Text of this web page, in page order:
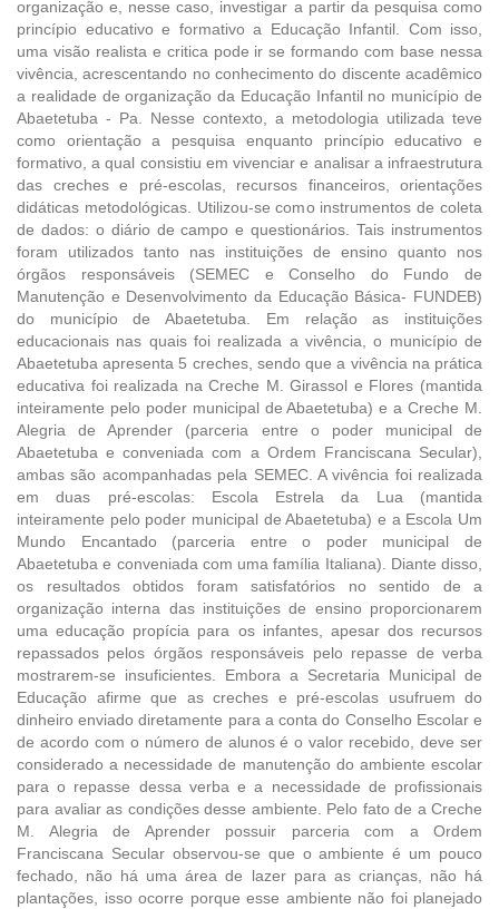
organização e, nesse caso, investigar a partir da pesquisa como
princípio educativo e formativo a Educação Infantil. Com isso,
uma visão realista e critica pode ir se formando com base nessa
vivência, acrescentando no conhecimento do discente acadêmico
a realidade de organização da Educação Infantil no município de
Abaetetuba - Pa. Nesse contexto, a metodologia utilizada teve
como orientação a pesquisa enquanto princípio educativo e
formativo, a qual consistiu em vivenciar e analisar a infraestrutura
das creches e pré-escolas, recursos financeiros, orientações
didáticas metodológicas. Utilizou-se como instrumentos de coleta
de dados: o diário de campo e questionários. Tais instrumentos
foram utilizados tanto nas instituições de ensino quanto nos
órgãos responsáveis (SEMEC e Conselho do Fundo de
Manutenção e Desenvolvimento da Educação Básica- FUNDEB)
do município de Abaetetuba. Em relação as instituições
educacionais nas quais foi realizada a vivência, o município de
Abaetetuba apresenta 5 creches, sendo que a vivência na prática
educativa foi realizada na Creche M. Girassol e Flores (mantida
inteiramente pelo poder municipal de Abaetetuba) e a Creche M.
Alegria de Aprender (parceria entre o poder municipal de
Abaetetuba e conveniada com a Ordem Franciscana Secular),
ambas são acompanhadas pela SEMEC. A vivência foi realizada
em duas pré-escolas: Escola Estrela da Lua (mantida
inteiramente pelo poder municipal de Abaetetuba) e a Escola Um
Mundo Encantado (parceria entre o poder municipal de
Abaetetuba e conveniada com uma família Italiana). Diante disso,
os resultados obtidos foram satisfatórios no sentido de a
organização interna das instituições de ensino proporcionarem
uma educação propícia para os infantes, apesar dos recursos
repassados pelos órgãos responsáveis pelo repasse de verba
mostrarem-se insuficientes. Embora a Secretaria Municipal de
Educação afirme que as creches e pré-escolas usufruem do
dinheiro enviado diretamente para a conta do Conselho Escolar e
de acordo com o número de alunos é o valor recebido, deve ser
considerado a necessidade de manutenção do ambiente escolar
para o repasse dessa verba e a necessidade de profissionais
para avaliar as condições desse ambiente. Pelo fato de a Creche
M. Alegria de Aprender possuir parceria com a Ordem
Franciscana Secular observou-se que o ambiente é um pouco
fechado, não há uma área de lazer para as crianças, não há
plantações, isso ocorre porque esse ambiente não foi planejado